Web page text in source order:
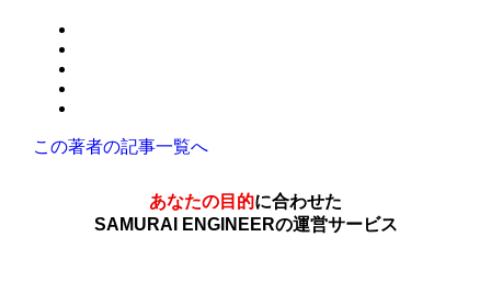
この著者の記事一覧へ
あなたの目的に合わせた
SAMURAI ENGINEERの運営サービス